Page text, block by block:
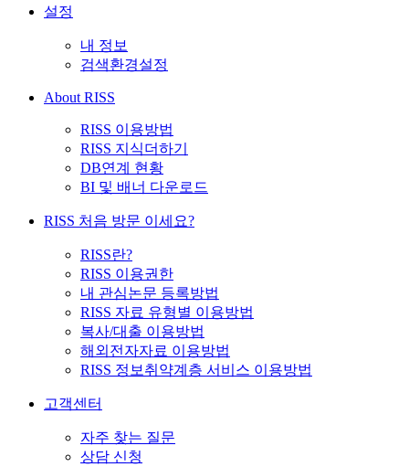
설정
내 정보
검색환경설정
About RISS
RISS 이용방법
RISS 지식더하기
DB연계 현황
BI 및 배너 다운로드
RISS 처음 방문 이세요?
RISS란?
RISS 이용권한
내 관심논문 등록방법
RISS 자료 유형별 이용방법
복사/대출 이용방법
해외전자자료 이용방법
RISS 정보취약계층 서비스 이용방법
고객센터
자주 찾는 질문
상담 신청